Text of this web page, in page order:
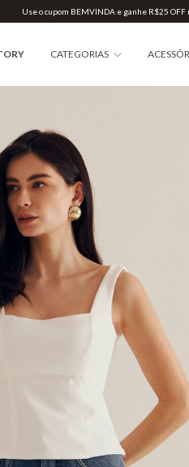
Use o cupom BEMVINDA e ganhe R$25
CATEGORIAS